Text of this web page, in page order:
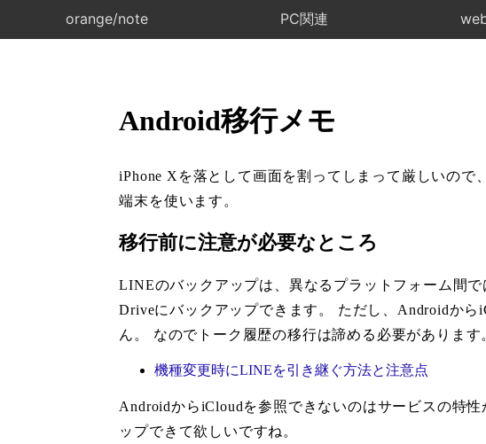
orange/note PC関連
Android移行メモ
iPhone Xを落として画面を割ってしまって厳しいの
端末を使います。
移行前に注意が必要なところ
LINEのバックアップは、異なるプラットフォーム間
Driveにバックアップできます。 ただし、Androidか
ん。 なのでトーク履歴の移行は諦める必要があります
機種変更時にLINEを引き継ぐ方法と注意点
AndroidからiCloudを参照できないのはサービスの特
ップできて欲しいですね。